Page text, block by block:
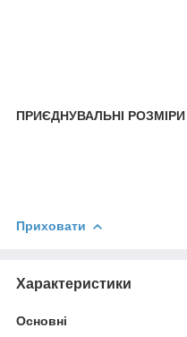
ПРИЄДНУВАЛЬНІ РОЗМІРИ
Приховати
Характеристики
Основні